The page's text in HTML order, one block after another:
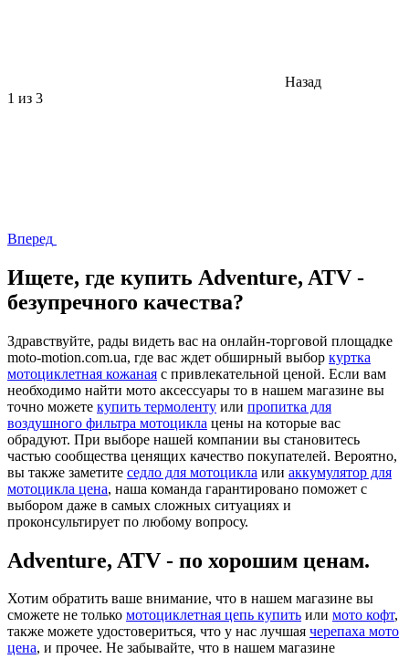
Назад
1 из 3
Вперед
Ищете, где купить Adventure, ATV -
безупречного качества?
Здравствуйте, рады видеть вас на онлайн-торговой площадке
moto-motion.com.ua, где вас ждет обширный выбор куртка
мотоциклетная кожаная с привлекательной ценой. Если вам
необходимо найти мото аксессуары то в нашем магазине вы
точно можете купить термоленту или пропитка для
воздушного фильтра мотоцикла цены на которые вас
обрадуют. При выборе нашей компании вы становитесь
частью сообщества ценящих качество покупателей. Вероятно,
вы также заметите седло для мотоцикла или аккумулятор для
мотоцикла цена, наша команда гарантировано поможет с
выбором даже в самых сложных ситуациях и
проконсультирует по любому вопросу.
Adventure, ATV - по хорошим ценам.
Хотим обратить ваше внимание, что в нашем магазине вы
сможете не только мотоциклетная цепь купить или мото кофт,
также можете удостовериться, что у нас лучшая черепаха мото
цена, и прочее. Не забывайте, что в нашем магазине